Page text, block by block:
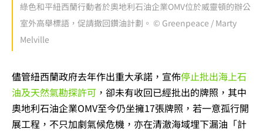
綠色和平紐西蘭行動者於奧地利石油企業OMV位於威靈頓的辦公
室外高舉標語，促請撤回鑽油計劃。 © Greenpeace / Marty
Melville
儘管紐西蘭政府去年作出重大承諾，宣佈停止批出海上石
油及天然氣勘探許可 ，卻未有收回已經批出的牌照，其中
奧地利石油企業OMV至今仍坐擁17張牌照，若一意孤行開
展工程，不只加劇氣候危機，亦在清澈海域埋下漏油「計